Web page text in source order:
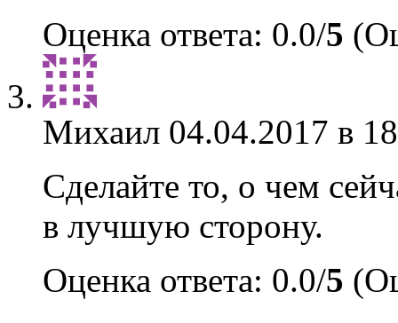
Оценка ответа: 0.0/5
Михаил 04.04.2017 в
Сделайте то, о чем
в лучшую сторону.
Оценка ответа: 0.0/5